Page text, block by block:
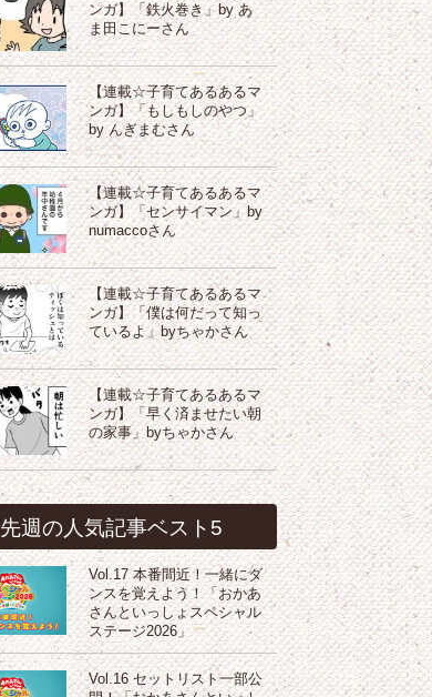
ンガ】「鉄火巻き」by あ
ま田こにーさん
【連載☆子育てあるあるマ
ンガ】「もしもしのやつ」
by んぎまむさん
【連載☆子育てあるあるマ
ンガ】「センサイマン」by
numaccoさん
【連載☆子育てあるあるマ
ンガ】「僕は何だって知っ
ているよ」byちゃかさん
【連載☆子育てあるあるマ
ンガ】「早く済ませたい朝
の家事」byちゃかさん
先週の人気記事ベスト5
Vol.17 本番間近！一緒にダ
ンスを覚えよう！「おかあ
さんといっしょスペシャル
ステージ2026」
Vol.16 セットリスト一部公